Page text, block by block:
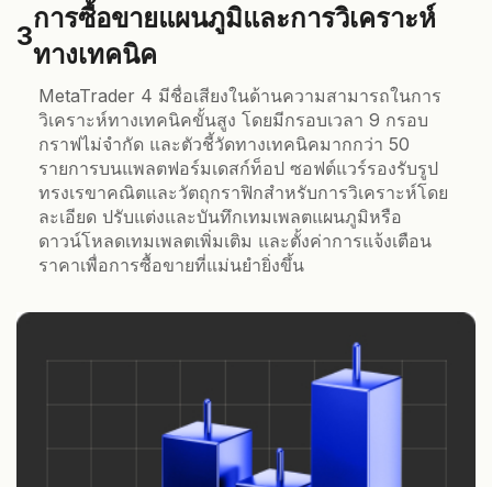
3
การซื้อขายแผนภูมิและการวิเคราะห์
ทางเทคนิค
MetaTrader 4 มีชื่อเสียงในด้านความสามารถในการ
วิเคราะห์ทางเทคนิคขั้นสูง โดยมีกรอบเวลา 9 กรอบ
กราฟไม่จำกัด และตัวชี้วัดทางเทคนิคมากกว่า 50
รายการบนแพลตฟอร์มเดสก์ท็อป ซอฟต์แวร์รองรับรูป
ทรงเรขาคณิตและวัตถุกราฟิกสำหรับการวิเคราะห์โดย
ละเอียด ปรับแต่งและบันทึกเทมเพลตแผนภูมิหรือ
ดาวน์โหลดเทมเพลตเพิ่มเติม และตั้งค่าการแจ้งเตือน
ราคาเพื่อการซื้อขายที่แม่นยำยิ่งขึ้น